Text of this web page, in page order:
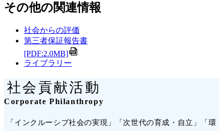
その他の関連情報
社会からの評価
第三者保証報告書
[PDF:2.0MB]
ライブラリー
社会貢献活動
Corporate Philanthropy
「インクルーシブ社会の実現」「次世代の育成・自立」「環